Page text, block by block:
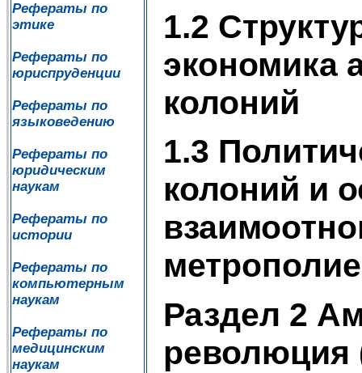
Рефераты по
этике
Рефераты по
юриспруденции
Рефераты по
языковедению
Рефераты по
юридическим
наукам
Рефераты по
истории
Рефераты по
компьютерным
наукам
Рефераты по
медицинским
наукам
1.2
экономика
колоний
1.3
колоний и
Раздел 2
революция